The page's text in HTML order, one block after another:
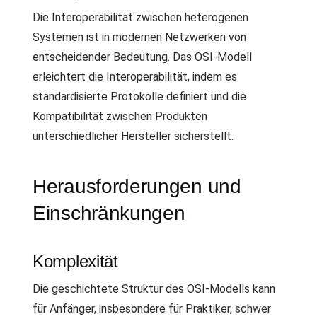
Die Interoperabilität zwischen heterogenen
Systemen ist in modernen Netzwerken von
entscheidender Bedeutung. Das OSI-Modell
erleichtert die Interoperabilität, indem es
standardisierte Protokolle definiert und die
Kompatibilität zwischen Produkten
unterschiedlicher Hersteller sicherstellt.
Herausforderungen und
Einschränkungen
Komplexität
Die geschichtete Struktur des OSI-Modells kann
für Anfänger, insbesondere für Praktiker, schwer